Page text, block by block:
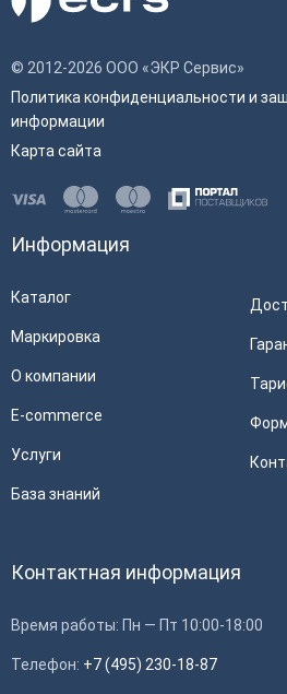
© 2012-2026 ООО «ЭКР Сервис»
Политика конфиденциальности и
информации
Карта сайта
Информация
Каталог
Маркировка
О компании
E-commerce
Услуги
База знаний
Контактная информация
Время работы: Пн — Пт 10:00-18:00
Телефон: +7 (495) 230-18-87